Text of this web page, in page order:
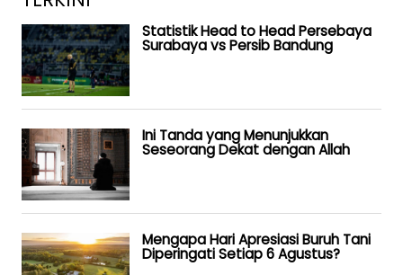
Statistik Head to Head Persebaya
Surabaya vs Persib Bandung
Ini Tanda yang Menunjukkan
Seseorang Dekat dengan Allah
Mengapa Hari Apresiasi Buruh Tani
Diperingati Setiap 6 Agustus?